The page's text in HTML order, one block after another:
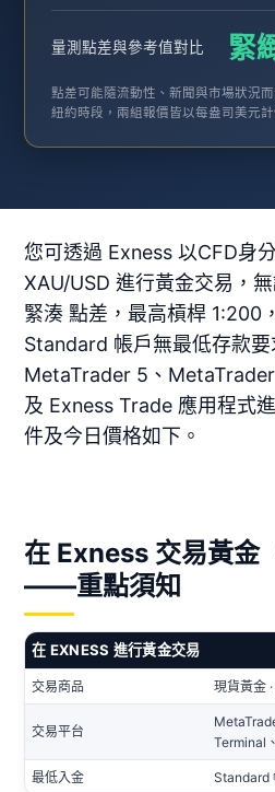
量測點差與參考值對比 緊
點差可能隨流動性、新聞與市場狀況
紐約時段，兩組報價皆以每盎司美元計
您可透過 Exness 以CFD身
XAU/USD 進行黃金交易，
緊湊 點差，最高槓桿 1:200
Standard 帳戶無最低存款
MetaTrader 5、
及 Exness Trade 應用程式
件及今日價格如下。
在 Exness 交易黃金
——重點須知
在 EXNESS 進行黃金交易
交易商品 現貨黃金
交易平台
Terminal
最低入金 Standard